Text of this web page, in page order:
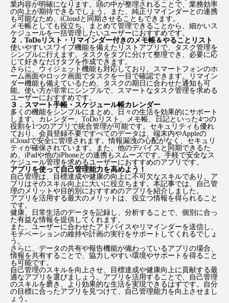
業内容が明確になります。頭の中が整理されることで、業務効率
の向上が期待できるでしょう。また、純正リマインダーとの連携
も可能なため、iCloudと同期させることもできます。
メモ帳としても役立ち、まとめて管理できることから、細かいス
ケジュールを一括管理したいユーザーにおすすめです。
２．ToDoリスト・リマインダー付きのメモ帳＆やることリスト
使いやすいスワイプ機能を備えたリストアプリで、タスク管理を
シンプルに行えます。タスクをタブに分けて整理でき、必要に応
じて好きなだけタブを作成できます。
さらに、ウィジェット機能も対応しており、スマートフォンのホ
ーム画面やロック画面でタスクを一目で確認できます。リマイン
ダー機能も備えているため、タスクの期日に合わせた通知も可
能。使い方が非常にシンプルで、スマートなタスク管理を求める
ユーザーにおすすめです。
３．スマート手帳・スケジュール帳カレンダー
多くの機能をシンプルにまとめ、日々の生活を効果的にサポート
します。カレンダー、ToDoリスト、メモ帳、日記といった4つの
役割を1つのアプリで統合管理が可能です。セキュリティも優れ
ており、会員登録不要ですべてのデータは、端末内やAppleの
iCloudで安全に管理されます。情報漏洩の心配がなく、セキュリ
ティが確保されています。また、他のデバイスと同期できるた
め、iPadや他のiPhoneとの連携もスムーズです。手軽で安全なス
ケジュール管理を求めるユーザーにおすすめのアプリです。
アプリを使って自己管理能力を高めよう！
自己管理は、目標達成や健康の向上に不可欠なスキルであり、ア
プリはそのスキル向上に大いに役立ちます。本記事では、自己管
理のメリットや目的別におすすめのアプリを紹介しました。
アプリを活用する最大のメリットは、役立つ情報を得られること
です。
健康、日常生活のデータを記録し、分析することで、個別に合っ
た有益な情報を提供してくれます。
また、ユーザーに合わせたアドバイスやリマインダーを送信し、
モチベーションの維持や計画の実行をサポートしてくれるでしょ
う。
さらに、データの共有や報告機能が備わっているアプリの場合、
情報を共有することで、協力しやすい環境やサポートを得ること
も可能です。
自己管理のスキルを向上させ、目標達成や健康向上に貢献する最
適なアプリを選びましょう。アプリを活用することで、自己管理
のスキルを磨き、より効果的な生活を実現できるはずです。自分
の目標に合ったアプリを見つけて、自己管理能力を向上させまし
ょう。